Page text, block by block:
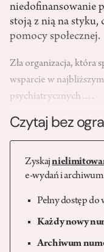
niedofinansowanie
stoją z nią na
pomocy społecznej.
Zła organizacja, która
wsparcie w
psychiatrycznych….
Czytaj bez
Zyskaj
e-wydań i archiwum
Pełny dostęp do
Każdy nowy
Archiwum